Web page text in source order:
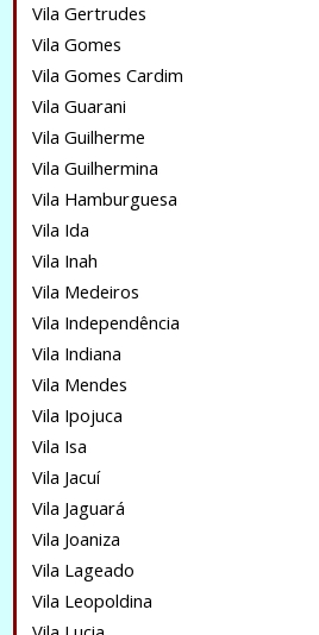
Vila Gertrudes
Vila Gomes
Vila Gomes Cardim
Vila Guarani
Vila Guilherme
Vila Guilhermina
Vila Hamburguesa
Vila Ida
Vila Inah
Vila Medeiros
Vila Independência
Vila Indiana
Vila Mendes
Vila Ipojuca
Vila Isa
Vila Jacuí
Vila Jaguará
Vila Joaniza
Vila Lageado
Vila Leopoldina